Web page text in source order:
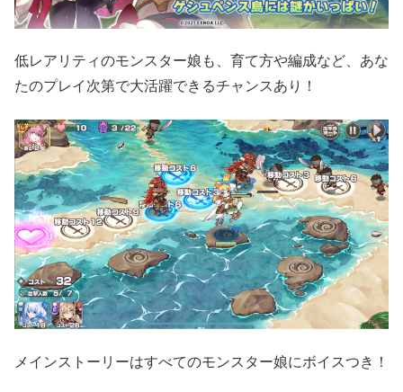
低レアリティのモンスター娘も、育て方や編成など、あな
たのプレイ次第で大活躍できるチャンスあり！
メインストーリーはすべてのモンスター娘にボイスつき！